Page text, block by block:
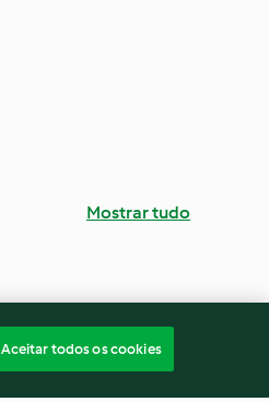
Mostrar tudo
Aceitar todos os cookies